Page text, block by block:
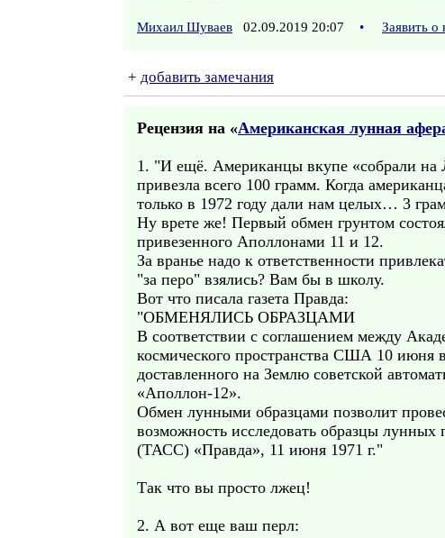
Михаил Шуваев 02.09.2019 20:07 • Заявить
+ добавить замечания
Рецензия на «Американская лунная
1. "И ещё. Американцы вкупе «собрали на
привезла всего 100 грамм. Когда
только в 1972 году дали нам целых… 3
Ну врете же! Первый обмен грунтом
привезенного Аполлонами 11 и 12.
За вранье надо к ответственности
"за перо" взялись? Вам бы в школу.
Вот что писала газета Правда:
"ОБМЕНЯЛИСЬ ОБРАЗЦАМИ
В соответствии с соглашением между
космического пространства США 10 июня
доставленного на Землю советской
«Аполлон-12».
Обмен лунными образцами позволит
возможность исследовать образцы
(ТАСС) «Правда», 11 июня 1971 г."
Так что вы просто лжец!
2. А вот еще ваш перл: